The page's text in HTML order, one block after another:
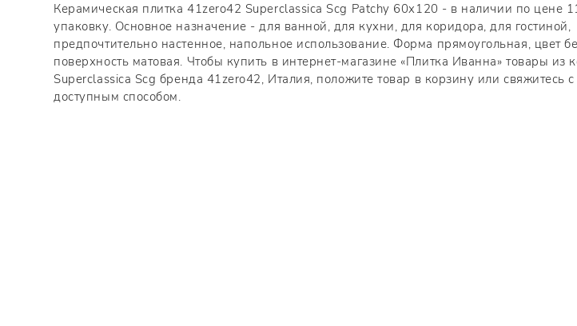
Керамическая плитка 41zero42 Superclassica Scg Patchy 60x120 - в наличии по цене
упаковку. Основное назначение - для ванной, для кухни, для коридора, для гостиной,
предпочтительно настенное, напольное использование. Форма прямоугольная, цвет
поверхность матовая. Чтобы купить в интернет-магазине «Плитка Иванна» товары из
Superclassica Scg бренда 41zero42, Италия, положите товар в корзину или свяжитесь
доступным способом.